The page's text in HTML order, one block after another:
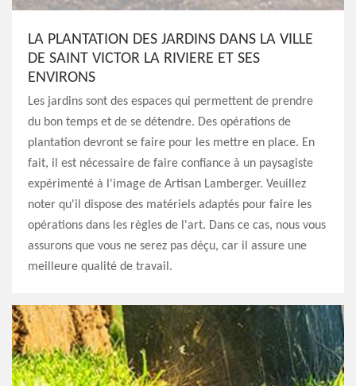
LA PLANTATION DES JARDINS DANS LA VILLE
DE SAINT VICTOR LA RIVIERE ET SES
ENVIRONS
Les jardins sont des espaces qui permettent de prendre
du bon temps et de se détendre. Des opérations de
plantation devront se faire pour les mettre en place. En
fait, il est nécessaire de faire confiance à un paysagiste
expérimenté à l'image de Artisan Lamberger. Veuillez
noter qu'il dispose des matériels adaptés pour faire les
opérations dans les règles de l'art. Dans ce cas, nous vous
assurons que vous ne serez pas déçu, car il assure une
meilleure qualité de travail.